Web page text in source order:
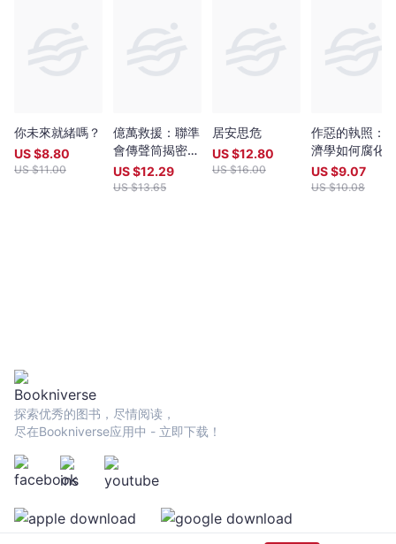
術如何顛覆、改變既有的觀念。我們正在見證新科技即將掀起歷史
性巨大轉型的時刻，這波變化將影響工作模式、文化、身分認同、
教育、民主制度。哪些因素推動這些巨大的變化？又是如何進行
的？本書幫助讀者做好迎接新時代的準備：培養對新科技的知識素
你未來就緒嗎？
US $8.80
US $11.00
億萬救援：聯準
會傳聲筒揭密，
鮑爾新冠救市衝
擊的真實故事
US $12.29
US $13.65
居安思危
US $12.80
US $16.00
作惡的執照：
濟學如何腐化
們，影響我們
決策方式，主
US $9.07
US $10.08
探索优秀的图书，尽情阅读，
尽在Bookniverse应用中 - 立即下载！